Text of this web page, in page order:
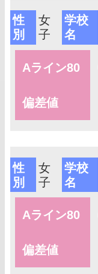
性
別
女
子
学校
名
Aライン80
偏差値
性
別
女
子
学校
名
Aライン80
偏差値